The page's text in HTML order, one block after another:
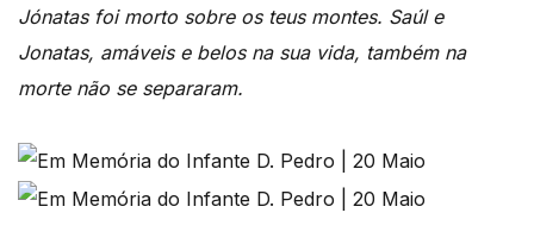
Jónatas foi morto sobre os teus montes. Saúl e
Jonatas, amáveis e belos na sua vida, também na
morte não se separaram.